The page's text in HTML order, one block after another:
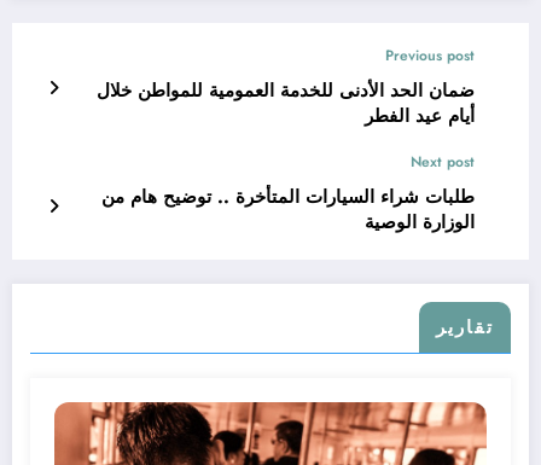
Previous post
ضمان الحد الأدنى للخدمة العمومية للمواطن خلال
أيام عيد الفطر
Next post
طلبات شراء السيارات المتأخرة .. توضيح هام من
الوزارة الوصية
تقارير